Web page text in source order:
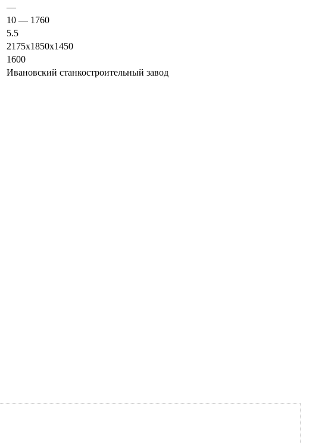
—
10 — 1760
5.5
2175х1850х1450
1600
Ивановский станкостроительный завод